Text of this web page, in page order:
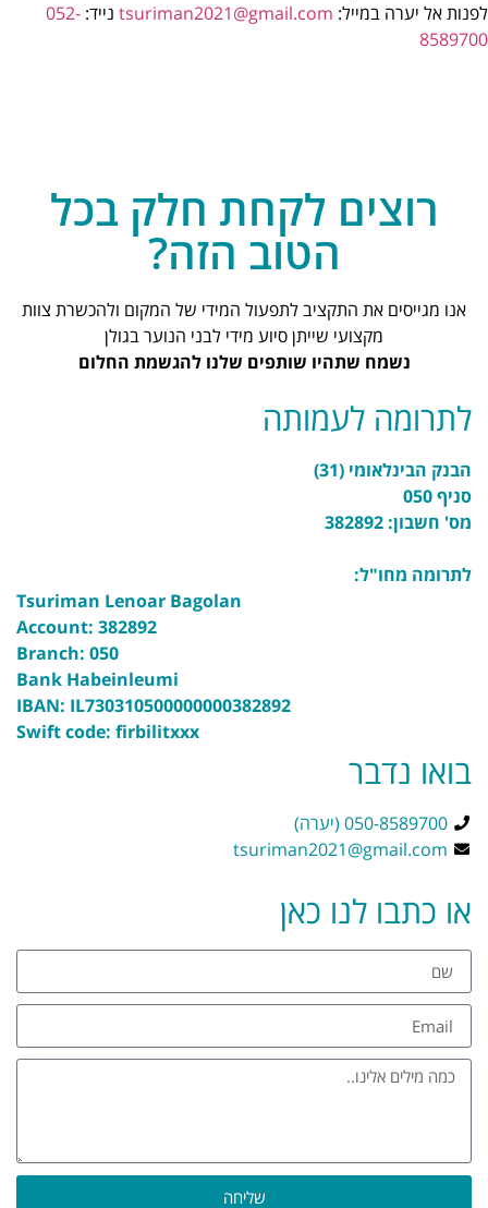
לפנות אל יערה במייל: tsuriman2021@gmail.com נייד: 052-
8589700
רוצים לקחת חלק בכל
הטוב הזה?
אנו מגייסים את התקציב לתפעול המידי של המקום ולהכשרת צוות
מקצועי שייתן סיוע מידי לבני הנוער בגולן
נשמח שתהיו שותפים שלנו להגשמת החלום
לתרומה לעמותה
הבנק הבינלאומי (31)
סניף 050
מס' חשבון: 382892
לתרומה מחו"ל:
Tsuriman Lenoar Bagolan
Account: 382892
Branch: 050
Bank Habeinleumi
IBAN: IL730310500000000382892
Swift code: firbilitxxx
בואו נדבר
050-8589700 (יערה)
tsuriman2021@gmail.com
או כתבו לנו כאן
שליחה